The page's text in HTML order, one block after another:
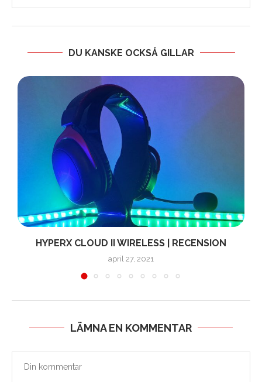
DU KANSKE OCKSÅ GILLAR
HYPERX CLOUD II WIRELESS | RECENSION
april 27, 2021
LÄMNA EN KOMMENTAR